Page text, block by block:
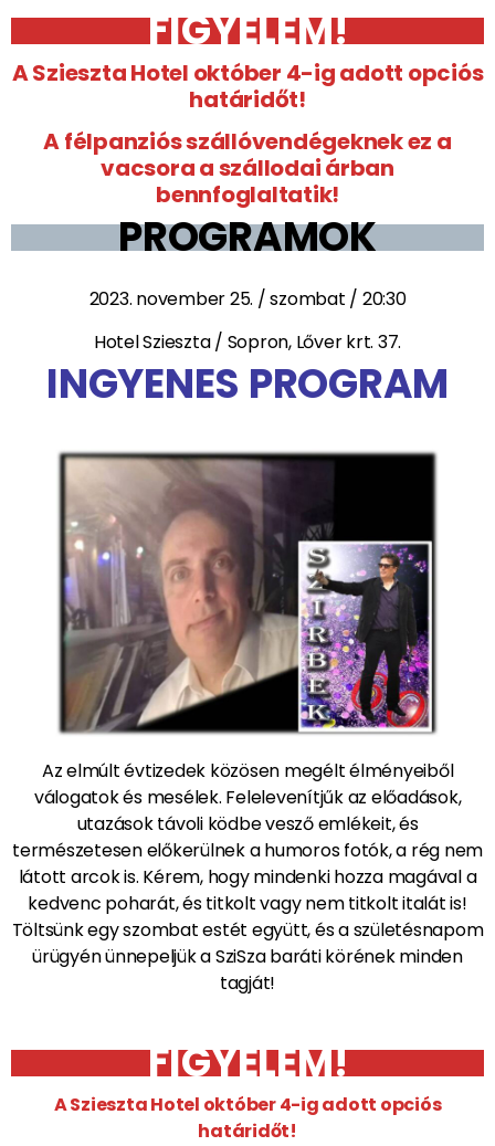
FIGYELEM!
A Szieszta Hotel október 4-ig adott opciós
határidőt!
A félpanziós szállóvendégeknek ez a
vacsora a szállodai árban
bennfoglaltatik!
PROGRAMOK
2023. november 25. / szombat / 20:30
Hotel Szieszta / Sopron, Lőver krt. 37.
INGYENES PROGRAM
Az elmúlt évtizedek közösen megélt élményeiből
válogatok és mesélek. Felelevenítjűk az előadások,
utazások távoli ködbe vesző emlékeit, és
természetesen előkerülnek a humoros fotók, a rég nem
látott arcok is. Kérem, hogy mindenki hozza magával a
kedvenc poharát, és titkolt vagy nem titkolt italát is!
Töltsünk egy szombat estét együtt, és a születésnapom
ürügyén ünnepeljük a SziSza baráti körének minden
tagját!
FIGYELEM!
A Szieszta Hotel október 4-ig adott opciós
határidőt!